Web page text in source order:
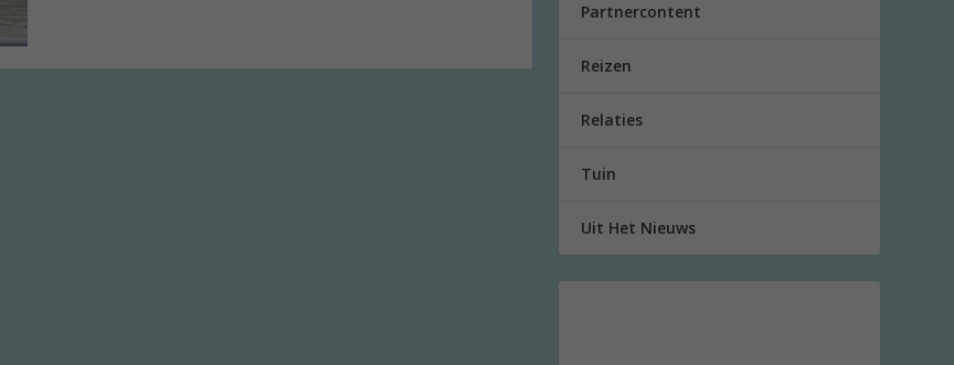
Partnercontent
Reizen
Relaties
Tuin
Uit Het Nieuws